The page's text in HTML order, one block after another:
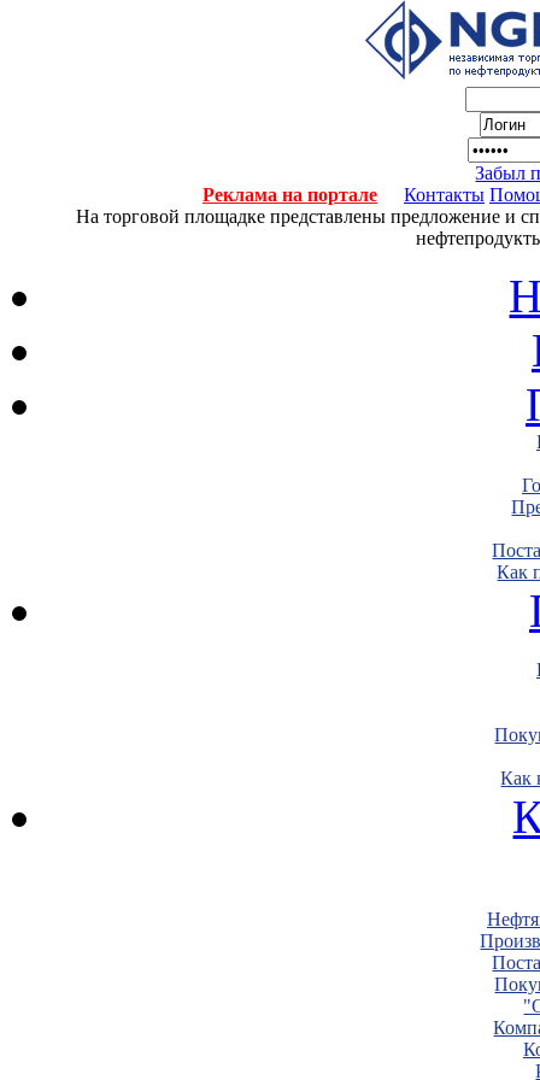
Забыл
Реклама на портале
Контакты
На торговой площадке представлены предложение и
Как
Как